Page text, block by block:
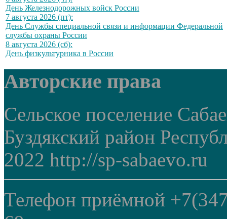
День Железнодорожных войск России
7 августа 2026 (пт):
День Службы специальной связи и информации Федеральной
службы охраны России
8 августа 2026 (сб):
День физкультурника в России
Авторские права
Сельское поселение
Буздякский район
2022 http://sp-sabaevo.ru
Телефон приёмной